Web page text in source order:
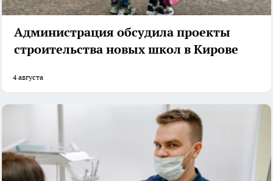
Администрация обсудила проекты
строительства новых школ в Кирове
4 августа